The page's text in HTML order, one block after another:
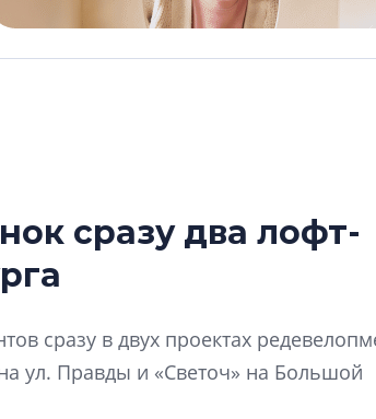
сразу два лофт-
сразу в двух проектах
ул. Правды и «Светоч» на Большой
В Санкт-
девятый
строить и